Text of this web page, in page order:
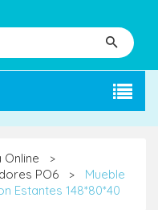
Online >
PO6 >
Mueble
Estantes 148*80*40